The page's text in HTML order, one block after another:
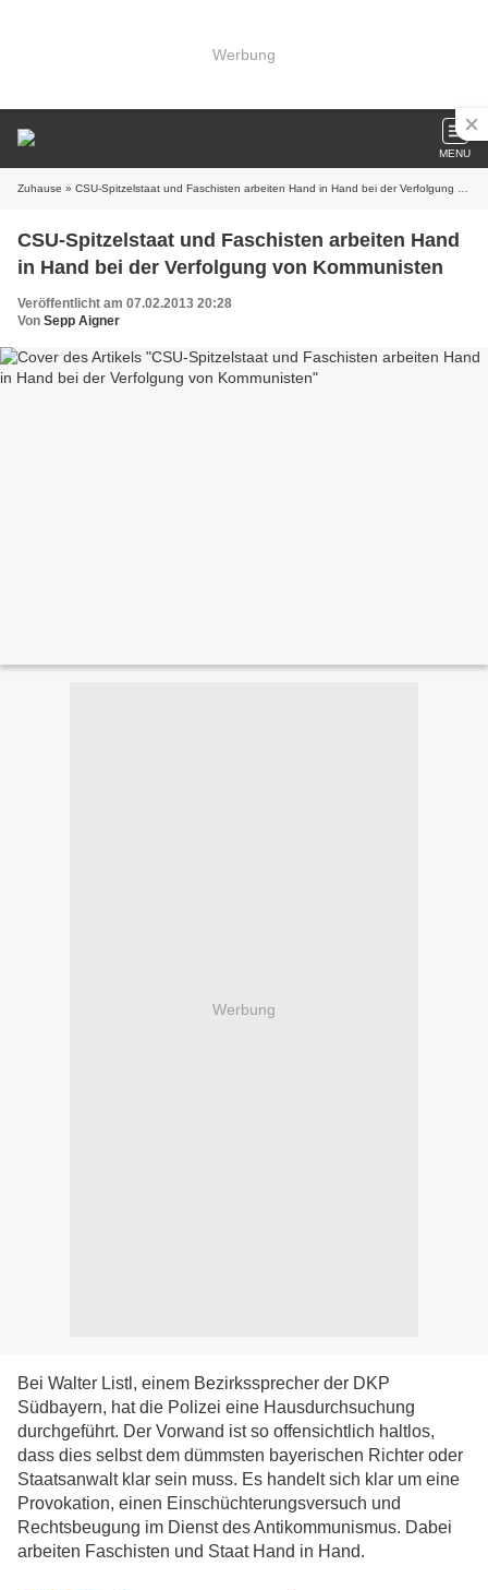
Werbung
MENU
Zuhause » CSU-Spitzelstaat und Faschisten arbeiten Hand in Hand bei der Verfolgung von Kommunisten
CSU-Spitzelstaat und Faschisten arbeiten Hand
in Hand bei der Verfolgung von Kommunisten
Veröffentlicht am 07.02.2013 20:28
Von Sepp Aigner
Werbung
Bei Walter Listl, einem Bezirkssprecher der DKP
Südbayern, hat die Polizei eine Hausdurchsuchung
durchgeführt. Der Vorwand ist so offensichtlich haltlos,
dass dies selbst dem dümmsten bayerischen Richter oder
Staatsanwalt klar sein muss. Es handelt sich klar um eine
Provokation, einen Einschüchterungsversuch und
Rechtsbeugung im Dienst des Antikommunismus. Dabei
arbeiten Faschisten und Staat Hand in Hand.